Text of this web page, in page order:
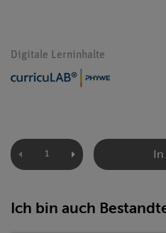
Digitale Lerninhalte
In
Ich bin auch